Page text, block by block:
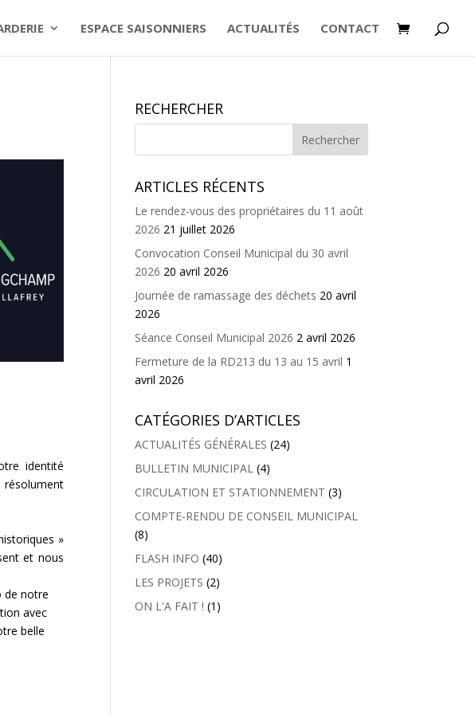
ESPACE SAISONNIERS ACTUALITÉS CONTACT
identité
résolument
»
et nous
de notre
avec
belle
RECHERCHER
ARTICLES RÉCENTS
Le rendez-vous des propriétaires du 11 août
2026 21 juillet 2026
Convocation Conseil Municipal du 30 avril
2026 20 avril 2026
Journée de ramassage des déchets 20 avril
2026
Séance Conseil Municipal 2026 2 avril 2026
Fermeture de la RD213 du 13 au 15 avril 1
avril 2026
CATÉGORIES D’ARTICLES
ACTUALITÉS GÉNÉRALES (24)
BULLETIN MUNICIPAL (4)
CIRCULATION ET STATIONNEMENT (3)
COMPTE-RENDU DE CONSEIL MUNICIPAL
(8)
FLASH INFO (40)
LES PROJETS (2)
ON L'A FAIT ! (1)